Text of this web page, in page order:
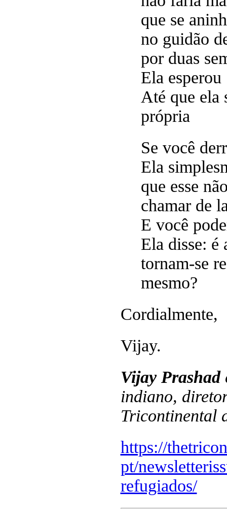
que se
no guidão
por duas
Ela esperou
Até que ela
própria
Se você
Ela
que esse
chamar de
E você
Ela disse: é
tornam-se
mesmo?
Cordialmente,
Vijay.
Vijay Prashad
indiano,
Tricontinental
https://
pt/
refugiados/